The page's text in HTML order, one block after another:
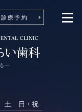
療予約
土
日・祝